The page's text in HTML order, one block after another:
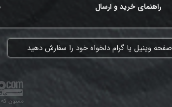
راهنمای خرید و ارسال
​صفحه وینیل یا گرام دلخواه خود را سفارش دهید
ممنون